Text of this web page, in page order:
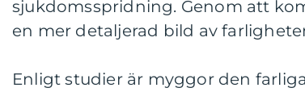
sjukdomsspridning. Genom att
en mer detaljerad bild av
Enligt studier är myggor den